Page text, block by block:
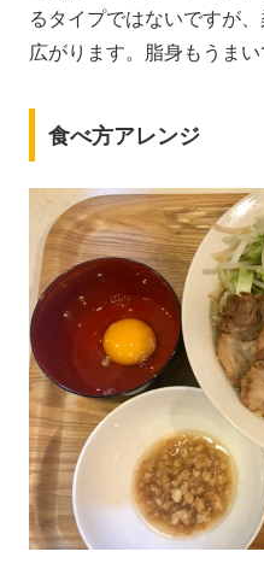
るタイプではないですが
広がります。脂身もうまい
食べ方アレンジ